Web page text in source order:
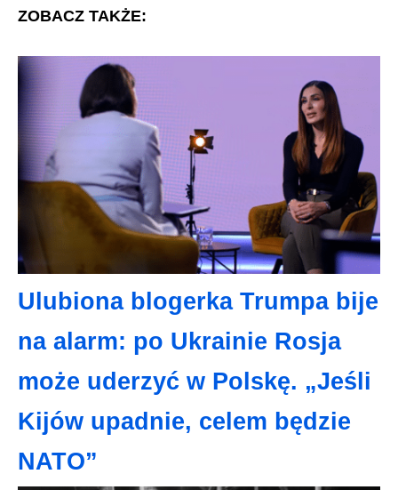
ZOBACZ TAKŻE:
Ulubiona blogerka Trumpa bije
na alarm: po Ukrainie Rosja
może uderzyć w Polskę. „Jeśli
Kijów upadnie, celem będzie
NATO”